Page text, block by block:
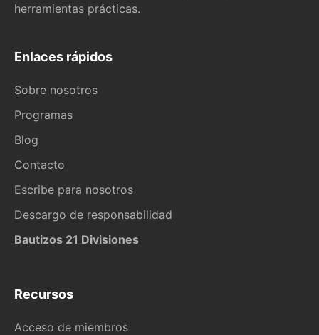
herramientas prácticas.
Enlaces rápidos
Sobre nosotros
Programas
Blog
Contacto
Escribe para nosotros
Descargo de responsabilidad
Bautizos 21 Divisiones
Recursos
Acceso de miembros